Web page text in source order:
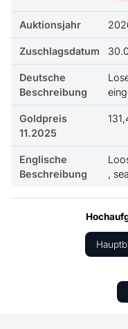
Auktionsjahr
Zuschlagsdatum
Deutsche
Beschreibung
Goldpreis
11.2025
Englische
Beschreibung
,